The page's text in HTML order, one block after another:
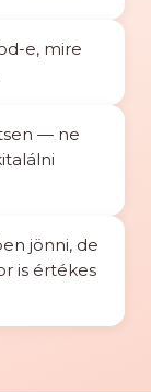
e, mire
— ne
jönni, de
is értékes